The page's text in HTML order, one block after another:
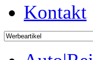
Kontakt